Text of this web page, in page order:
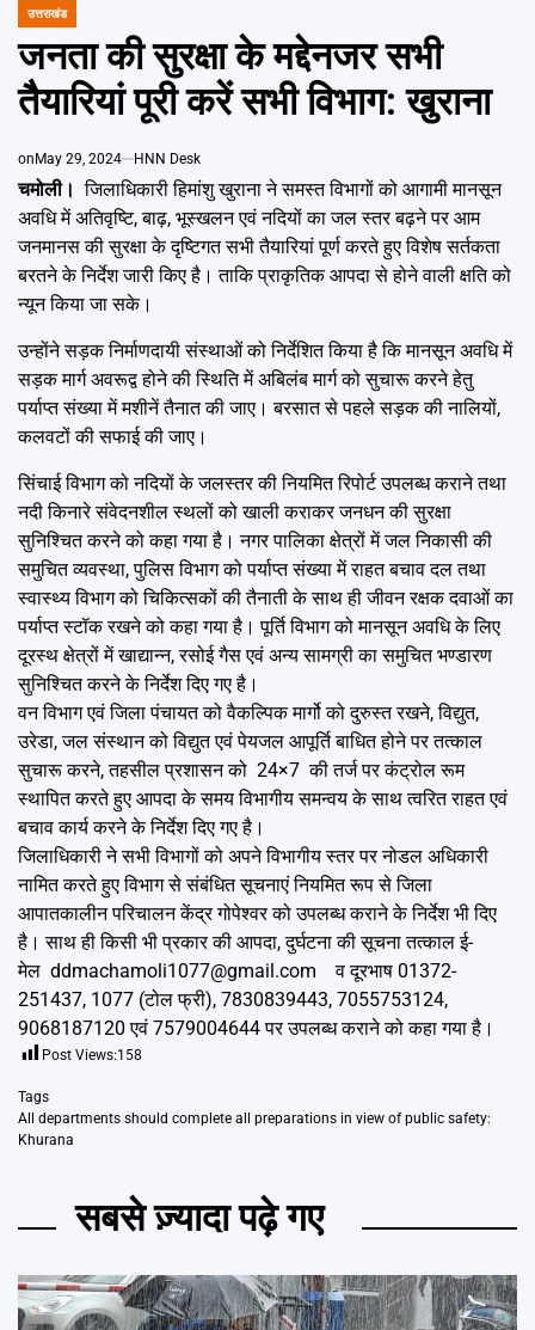
POSTED
उत्तराखंड
जनता की सुरक्षा के मद्देनजर सभी
तैैयारियां पूरी करें सभी विभाग: खुराना
on May 29, 2024 HNN Desk
चमोली।जिलाधिकारी हिमांशु खुराना ने समस्त विभागों को आगामी मानसून
अवधि में अतिवृष्टि, बाढ़, भूस्खलन एवं नदियों का जल स्तर बढ़ने पर आम
जनमानस की सुरक्षा के दृष्टिगत सभी तैयारियां पूर्ण करते हुए विशेष सर्तकता
बरतने के निर्देश जारी किए है। ताकि प्राकृतिक आपदा से होने वाली क्षति को
न्यून किया जा सके।
उन्होंने सड़क निर्माणदायी संस्थाओं को निर्देशित किया है कि मानसून अवधि में
सड़क मार्ग अवरूद्व होने की स्थिति में अबिलंब मार्ग को सुचारू करने हेतु
पर्याप्त संख्या में मशीनें तैनात की जाए। बरसात से पहले सड़क की नालियों,
कलवटों की सफाई की जाए।
सिंचाई विभाग को नदियों के जलस्तर की नियमित रिपोर्ट उपलब्ध कराने तथा
नदी किनारे संवेदनशील स्थलों को खाली कराकर जनधन की सुरक्षा
सुनिश्चित करने को कहा गया है। नगर पालिका क्षेत्रों में जल निकासी की
समुचित व्यवस्था, पुलिस विभाग को पर्याप्त संख्या में राहत बचाव दल तथा
स्वास्थ्य विभाग को चिकित्सकों की तैनाती के साथ ही जीवन रक्षक दवाओं का
पर्याप्त स्टॉक रखने को कहा गया है। पूर्ति विभाग को मानसून अवधि के लिए
दूरस्थ क्षेत्रों में खाद्यान्न, रसोई गैस एवं अन्य सामग्री का समुचित भण्डारण
सुनिश्चित करने के निर्देश दिए गए है।
वन विभाग एवं जिला पंचायत को वैकल्पिक मार्गो को दुरुस्त रखने, विद्युत,
उरेडा, जल संस्थान को विद्युत एवं पेयजल आपूर्ति बाधित होने पर तत्काल
सुचारू करने, तहसील प्रशासन को 24×7 की तर्ज पर कंट्रोल रूम
स्थापित करते हुए आपदा के समय विभागीय समन्वय के साथ त्वरित राहत एवं
बचाव कार्य करने के निर्देश दिए गए है।
जिलाधिकारी ने सभी विभागों को अपने विभागीय स्तर पर नोडल अधिकारी
नामित करते हुए विभाग से संबंधित सूचनाएं नियमित रूप से जिला
आपातकालीन परिचालन केंद्र गोपेश्वर को उपलब्ध कराने के निर्देश भी दिए
है। साथ ही किसी भी प्रकार की आपदा, दुर्घटना की सूचना तत्काल ई-
मेल ddmachamoli1077@gmail.com व दूरभाष 01372-
251437, 1077 (टोल फ्री), 7830839443, 7055753124,
9068187120 एवं 7579004644 पर उपलब्ध कराने को कहा गया है।
Post Views:158
Tags
All departments should complete all preparations in view of public safety:
Khurana
सबसे ज़्यादा पढ़े गए